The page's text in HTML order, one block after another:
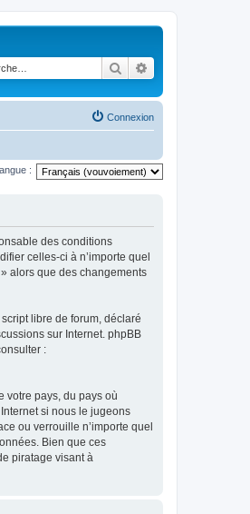
Rechercher
Connexion
:
des conditions
celles-ci à n’importe quel
alors que des changements
libre de forum, déclaré
sur Internet. phpBB
:
votre pays, du pays où
si nous le jugeons
ou verrouille n’importe quel
Bien que ces
piratage visant à